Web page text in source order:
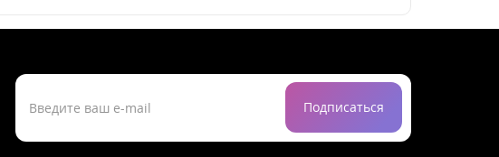
Подписаться